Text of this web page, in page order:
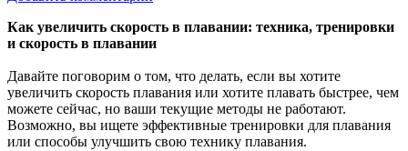
Как увеличить скорость в плавании: техника, тренировки
и скорость в плавании
Давайте поговорим о том, что делать, если вы хотите
увеличить скорость плавания или хотите плавать быстрее, чем
можете сейчас, но ваши текущие методы не работают.
Возможно, вы ищете эффективные тренировки для плавания
или способы улучшить свою технику плавания.